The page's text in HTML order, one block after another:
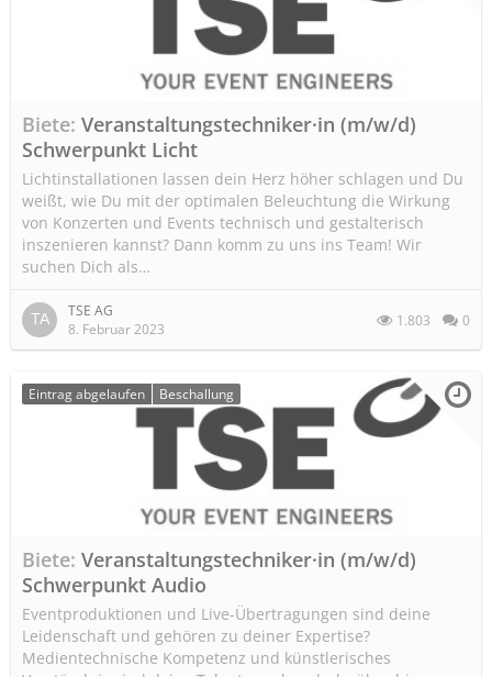
Biete Veranstaltungstechniker·in (m/w/d)
Schwerpunkt Licht
Lichtinstallationen lassen dein Herz höher schlagen und Du
weißt, wie Du mit der optimalen Beleuchtung die Wirkung
von Konzerten und Events technisch und gestalterisch
inszenieren kannst? Dann komm zu uns ins Team! Wir
suchen Dich als…
TSE AG
8. Februar 2023
1.803 0
Eintrag abgelaufen Beschallung
Biete Veranstaltungstechniker·in (m/w/d)
Schwerpunkt Audio
Eventproduktionen und Live-Übertragungen sind deine
Leidenschaft und gehören zu deiner Expertise?
Medientechnische Kompetenz und künstlerisches